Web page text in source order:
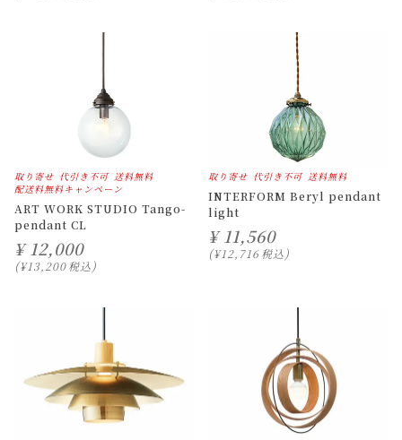
取り寄せ 代引き不可 送料無料
配送料無料キャンペーン
ART WORK STUDIO Tango-
pendant CL
¥ 12,000
¥13,200税込
取り寄せ 代引き不可 送料無料
INTERFORM Beryl pendant
light
¥ 11,560
¥12,716税込